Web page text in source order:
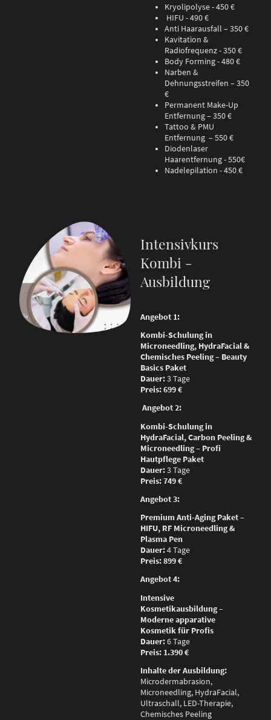
Kryolipolyse - 450 €
HIFU - 490 €
Anti Haarausfall – 350 €
Kavitation &
Radiofrequenz - 350 €
Body Forming - 480 €
Narben &
Dehnungsstreifen – 350
€
Permanent Make-Up
Entfernung – 350 €
Tattoo & PMU
Entfernung – 550 €
Diodenlaser
Haarentfernung - 550€
Nadelepilation - 450 €
Intensivkurs
Kombi -
Ausbildung
Angebot 1:
Kombi-Schulung in
Microneedling, HydraFacial &
Chemisches Peeling – Beauty
Basics Paket
Dauer:3 Tage
Preis:699 €
Angebot 2:
Kombi-Schulung in
HydraFacial, Carbon Peeling &
Microneedling – Profi
Hautpflege Paket
Dauer:3 Tage
Preis:749 €
Angebot 3:
Premium Anti-Aging Paket –
HIFU, RF Microneedling &
Plasma Pen
Dauer:4 Tage
Preis:899 €
Angebot 4:
Intensive
Kosmetikausbildung –
Moderne apparative
Kosmetik für Profis
Dauer:6 Tage
Preis: 1.390 €
Inhalte der Ausbildung:
Microdermabrasion,
Microneedling, HydraFacial,
Ultraschall, LED-Therapie,
Chemisches Peeling